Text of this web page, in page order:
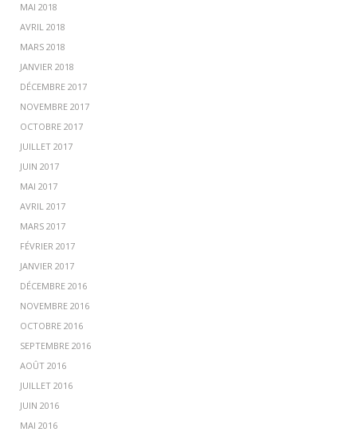
MAI 2018
AVRIL 2018
MARS 2018
JANVIER 2018
DÉCEMBRE 2017
NOVEMBRE 2017
OCTOBRE 2017
JUILLET 2017
JUIN 2017
MAI 2017
AVRIL 2017
MARS 2017
FÉVRIER 2017
JANVIER 2017
DÉCEMBRE 2016
NOVEMBRE 2016
OCTOBRE 2016
SEPTEMBRE 2016
AOÛT 2016
JUILLET 2016
JUIN 2016
MAI 2016